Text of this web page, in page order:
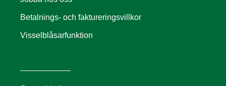
Betalnings- och faktureringsvillkor
Visselblåsarfunktion